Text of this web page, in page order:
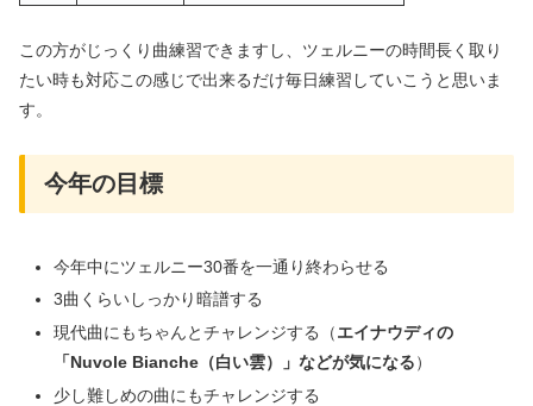
この方がじっくり曲練習できますし、ツェルニーの時間長く取り
たい時も対応この感じで出来るだけ毎日練習していこうと思いま
す。
今年の目標
今年中にツェルニー30番を一通り終わらせる
3曲くらいしっかり暗譜する
現代曲にもちゃんとチャレンジする（エイナウディの
「Nuvole Bianche（白い雲）」などが気になる）
少し難しめの曲にもチャレンジする